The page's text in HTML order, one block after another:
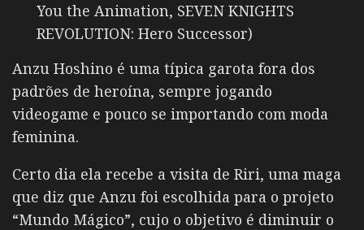
You the Animation, SEVEN KNIGHTS
REVOLUTION: Hero Successor)
Anzu Hoshino é uma típica garota fora dos
padrões de heroína, sempre jogando
videogame e pouco se importando com moda
feminina.
Certo dia ela recebe a visita de Riri, uma maga
que diz que Anzu foi escolhida para o projeto
“Mundo Mágico”, cujo o objetivo é diminuir o